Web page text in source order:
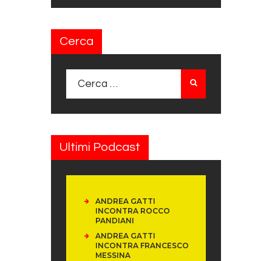
Cerca
Ultimi Podcast
ANDREA GATTI
INCONTRA ROCCO
PANDIANI
ANDREA GATTI
INCONTRA FRANCESCO
MESSINA